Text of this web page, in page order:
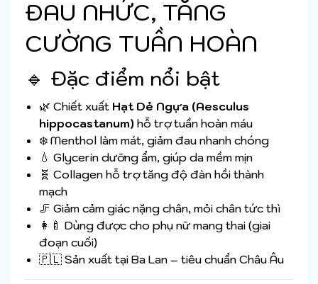
ĐAU NHỨC, TĂNG
CƯỜNG TUẦN HOÀN
🔹 Đặc điểm nổi bật
🌿 Chiết xuất Hạt Dẻ Ngựa (Aesculus
hippocastanum) hỗ trợ tuần hoàn máu
❄️ Menthol làm mát, giảm đau nhanh chóng
💧 Glycerin dưỡng ẩm, giúp da mềm mịn
🧬 Collagen hỗ trợ tăng độ đàn hồi thành
mạch
🦵 Giảm cảm giác nặng chân, mỏi chân tức thì
👩‍🍼 Dùng được cho phụ nữ mang thai (giai
đoạn cuối)
🇵🇱 Sản xuất tại Ba Lan – tiêu chuẩn Châu Âu